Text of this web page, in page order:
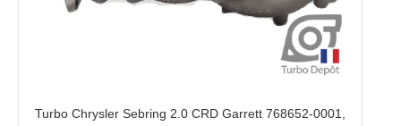
Turbo Chrysler Sebring 2.0 CRD Garrett 768652-0001,